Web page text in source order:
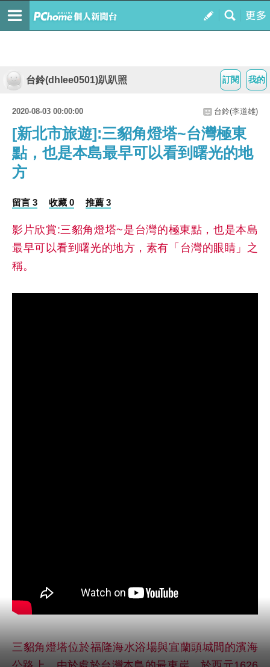
我的
訂閱
台鈴(dhlee0501)趴趴照
2020-08-03 00:00:00 台鈴(李道雄)
[新北市旅遊]:三貂角燈塔~台灣極東
點，也是本島最早可以看到曙光的地
方
留言 3 收藏 0 推薦 3
影片欣賞:三貂角燈塔~是台灣的極東點，也是本島
最早可以看到曙光的地方，素有「台灣的眼睛」之
稱。
三貂角燈塔位於福隆海水浴場與宜蘭頭城間的濱海